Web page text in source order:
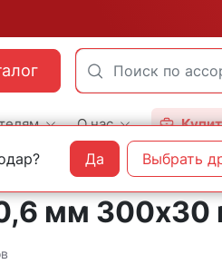
О нас
мм
Да Выбрать